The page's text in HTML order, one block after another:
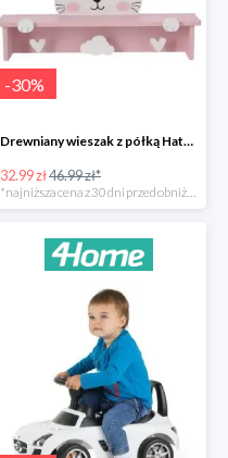
-30%
Drewniany wieszak z półką Hatu, kot -30%
32.99 zł46.99 zł*